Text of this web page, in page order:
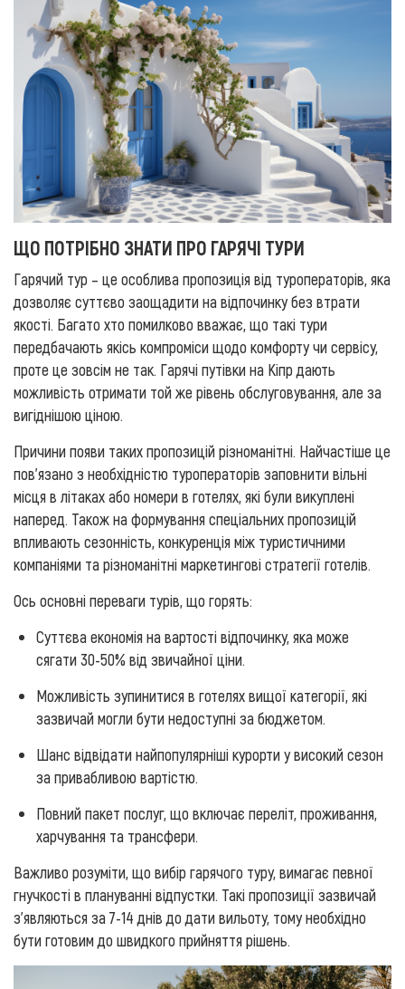
ЩО ПОТРІБНО ЗНАТИ ПРО ГАРЯЧІ ТУРИ
Гарячий тур – це особлива пропозиція від туроператорів, яка
дозволяє суттєво заощадити на відпочинку без втрати
якості. Багато хто помилково вважає, що такі тури
передбачають якісь компроміси щодо комфорту чи сервісу,
проте це зовсім не так. Гарячі путівки на Кіпр дають
можливість отримати той же рівень обслуговування, але за
вигіднішою ціною.
Причини появи таких пропозицій різноманітні. Найчастіше це
пов'язано з необхідністю туроператорів заповнити вільні
місця в літаках або номери в готелях, які були викуплені
наперед. Також на формування спеціальних пропозицій
впливають сезонність, конкуренція між туристичними
компаніями та різноманітні маркетингові стратегії готелів.
Ось основні переваги турів, що горять:
Суттєва економія на вартості відпочинку, яка може
сягати 30-50% від звичайної ціни.
Можливість зупинитися в готелях вищої категорії, які
зазвичай могли бути недоступні за бюджетом.
Шанс відвідати найпопулярніші курорти у високий сезон
за привабливою вартістю.
Повний пакет послуг, що включає переліт, проживання,
харчування та трансфери.
Важливо розуміти, що вибір гарячого туру, вимагає певної
гнучкості в плануванні відпустки. Такі пропозиції зазвичай
з'являються за 7-14 днів до дати вильоту, тому необхідно
бути готовим до швидкого прийняття рішень.